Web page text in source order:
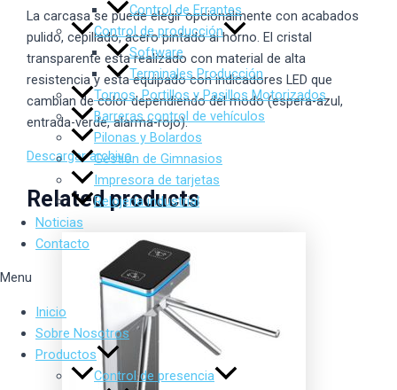
Control de Errantes
Control de producción
Software
Terminales Producción
Tornos, Portillos y Pasillos Motorizados
Barreras control de vehículos
Pilonas y Bolardos
Gestión de Gimnasios
Impresora de tarjetas
Relojería industrial
Noticias
Contacto
Menu
Inicio
Sobre Nosotros
Productos
Control de presencia
La carcasa se puede elegir opcionalmente con acabados
pulido, cepillado, acero pintado al horno. El cristal
transparente esta realizado con material de alta
resistencia y esta equipado con indicadores LED que
cambian de color dependiendo del modo (espera-azul,
entrada-verde, alarma-rojo).
Descargar archivo
Related products